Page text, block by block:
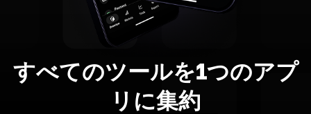
すべてのツールを1つのアプ
リに集約